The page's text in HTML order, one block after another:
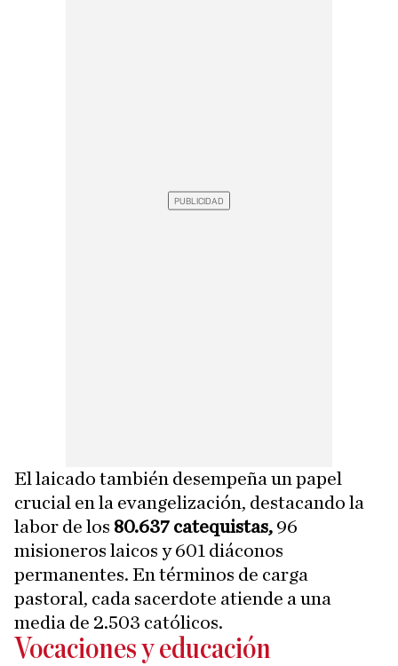
El laicado también desempeña un papel
crucial en la evangelización, destacando la
labor de los 80.637 catequistas, 96
misioneros laicos y 601 diáconos
permanentes. En términos de carga
pastoral, cada sacerdote atiende a una
media de 2.503 católicos.
Vocaciones y educación